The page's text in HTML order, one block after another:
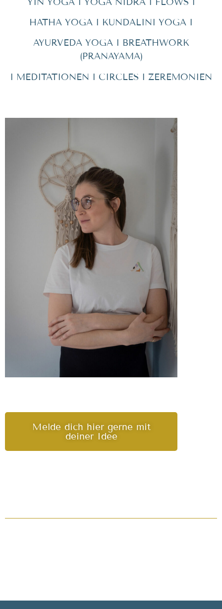
HATHA YOGA I KUNDALINI YOGA I
AYURVEDA YOGA I BREATHWORK
(PRANAYAMA)
I MEDITATIONEN I CIRCLES I ZEREMONIEN
Melde dich hier gerne mit
deiner Idee